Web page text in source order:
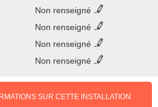
Non renseigné
Non renseigné
Non renseigné
Non renseigné
SUR CETTE INSTALLATION